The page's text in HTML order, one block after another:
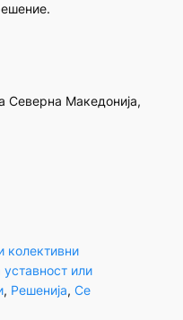
Северна Македонија,
колективни
или
, Решенија, Се